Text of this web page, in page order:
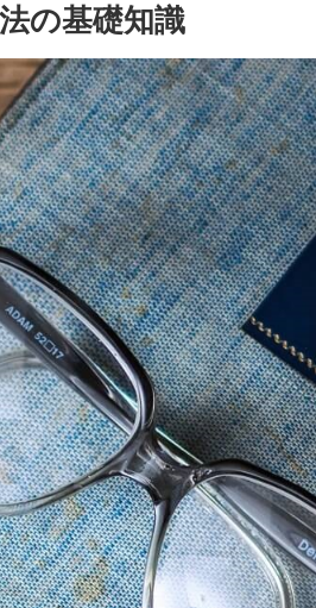
の基礎知識